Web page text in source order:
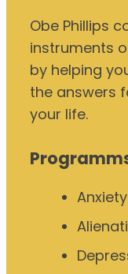
Obe Phillips
instruments
by helping
the answers
your life.
Anxiety